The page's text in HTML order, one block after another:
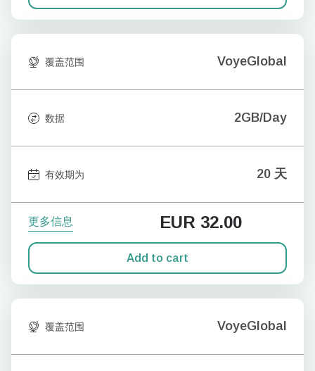
覆盖范围 VoyeGlobal
数据 2GB/Day
有效期为 20 天
更多信息 EUR 32.00
Add to cart
覆盖范围 VoyeGlobal